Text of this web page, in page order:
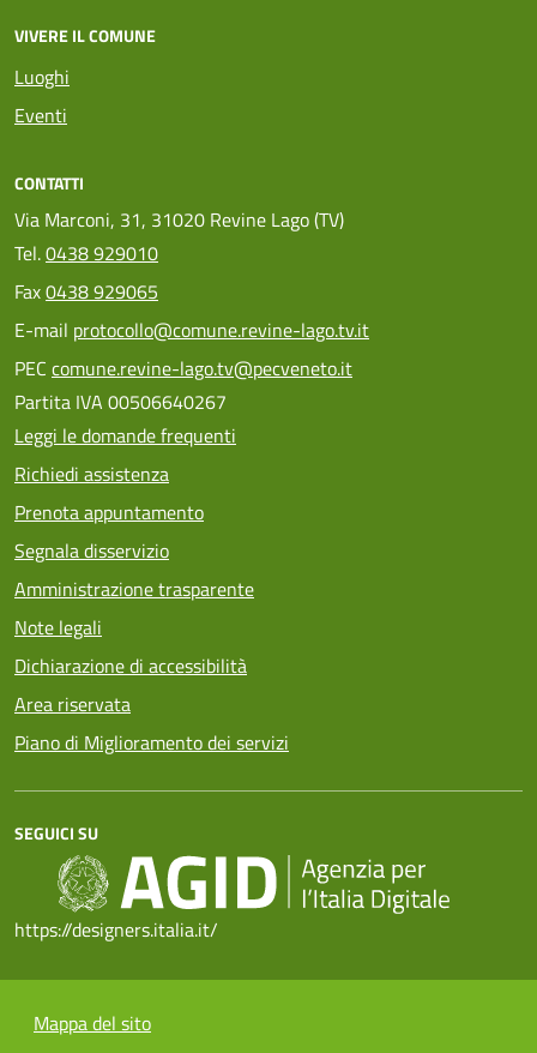
VIVERE IL COMUNE
Luoghi
Eventi
CONTATTI
Via Marconi, 31, 31020 Revine Lago (TV)
Tel.0438 929010
Fax0438 929065
E-mail protocollo@comune.revine-lago.tv.it
PEC comune.revine-lago.tv@pecveneto.it
Partita IVA 00506640267
Leggi le domande frequenti
Richiedi assistenza
Prenota appuntamento
Segnala disservizio
Amministrazione trasparente
Note legali
Dichiarazione di accessibilità
Area riservata
Piano di Miglioramento dei servizi
SEGUICI SU
https://designers.italia.it/
Mappa del sito